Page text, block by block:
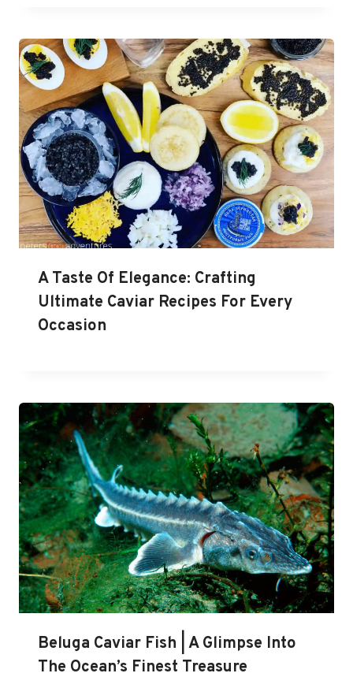
A Taste Of Elegance: Crafting
Ultimate Caviar Recipes For Every
Occasion
Beluga Caviar Fish | A Glimpse Into
The Ocean’s Finest Treasure